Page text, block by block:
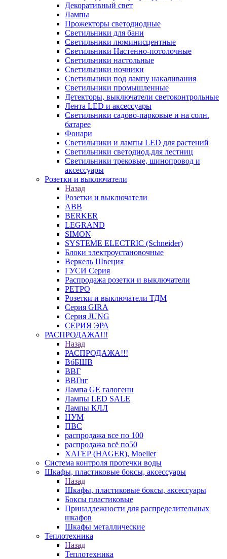
Декоративный свет
Лампы
Прожекторы светодиодные
Светильники для бани
Светильники люминисцентные
Светильники Настенно-потолочные
Светильники настольные
Светильники ночники
Светильники под лампу накаливания
Светильники промышленные
Детекторы, выключатели светоконтрольные
Лента LED и аксессуары
Светильники садово-парковые и на солн.
батарее
Фонари
Светильники и лампы LED для растений
Светильники светодиод.для лестниц
Светильники трековые, шинопровод и
аксессуары
Розетки и выключатели
Назад
Розетки и выключатели
ABB
BERKER
LEGRAND
SIMON
SYSTEME ELECTRIC (Schneider)
Блоки электроустановочные
Веркель Швеция
ГУСИ Серия
Распродажа розетки и выключатели
РЕТРО
Розетки и выключатели ТДМ
Серия GIRA
Серия JUNG
СЕРИЯ ЭРА
РАСПРОДАЖА!!!
Назад
РАСПРОДАЖА!!!
ВбБШВ
ВВГ
ВВГнг
Лампа GE галогенн
Лампы LED SALE
Лампы КЛЛ
НУМ
ПВС
распродажа все по 100
распродажа всё по50
ХАГЕР (HAGER), Moeller
Система контроля протечки воды
Шкафы, пластиковые боксы, аксессуары
Назад
Шкафы, пластиковые боксы, аксессуары
Боксы пластиковые
Принадлежности для распределительных
шкафов
Шкафы металлические
Теплотехника
Назад
Теплотехника